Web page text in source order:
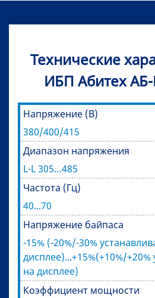
Технические
ИБП Абитех
Напряжение (В)
380/400/415
Диапазон напряжения
L-L 305…485
Частота (Гц)
40...70
Напряжение байпаса
-15% (-20%/-30%
дисплее)...+15%(+10%/+20%
на дисплее)
Коэффициент мощности